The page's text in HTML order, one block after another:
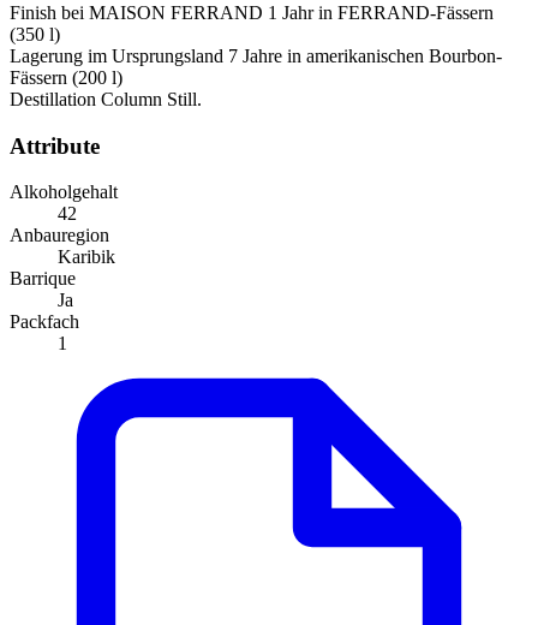
Finish bei MAISON FERRAND 1 Jahr in FERRAND-Fässern
(350 l)
Lagerung im Ursprungsland 7 Jahre in amerikanischen Bourbon-
Fässern (200 l)
Destillation Column Still.
Attribute
Alkoholgehalt
42
Anbauregion
Karibik
Barrique
Ja
Packfach
1